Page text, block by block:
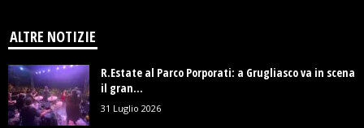
ALTRE NOTIZIE
R.Estate al Parco Porporati: a Grugliasco va in scena
il gran...
31 Luglio 2026